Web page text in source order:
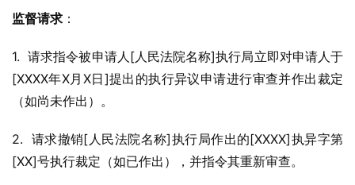
监督请求：
1.  请求指令被申请人[人民法院名称]执行局立即对申请人于
[XXXX年X月X日]提出的执行异议申请进行审查并作出裁定
（如尚未作出）。
2.  请求撤销[人民法院名称]执行局作出的[XXXX]执异字第
[XX]号执行裁定（如已作出），并指令其重新审查。